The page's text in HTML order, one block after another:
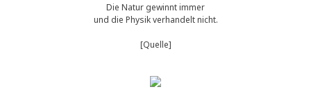
Die Natur gewinnt immer
und die Physik verhandelt nicht.
[Quelle]